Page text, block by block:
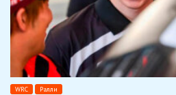
WRC Ралли